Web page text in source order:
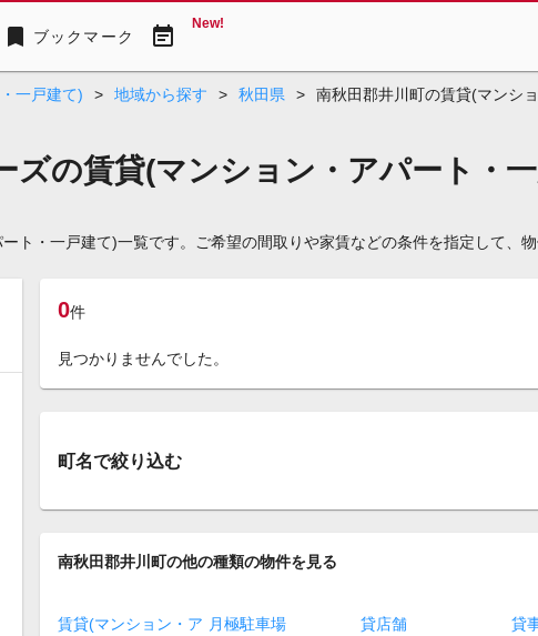
bookmark ブックマーク event_note New!
一戸建て) > 地域から探す > 秋田県 > 南秋田郡井川町の賃貸(マンシ
ズの賃貸(マンション・アパート・
ト・一戸建て)一覧です。ご希望の間取りや家賃などの条件を指定して、物
0件
見つかりませんでした。
町名で絞り込む
南秋田郡井川町の他の種類の物件を見る
賃貸(マンション・ア 月極駐車場 貸店舗 貸